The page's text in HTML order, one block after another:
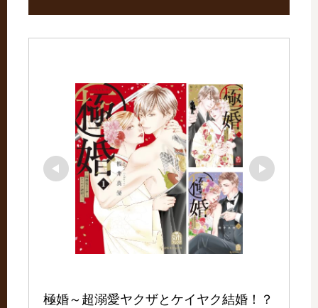
極婚～超溺愛ヤクザとケイヤク結婚！？